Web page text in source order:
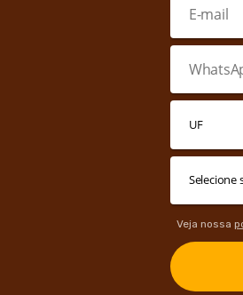
Veja nossa